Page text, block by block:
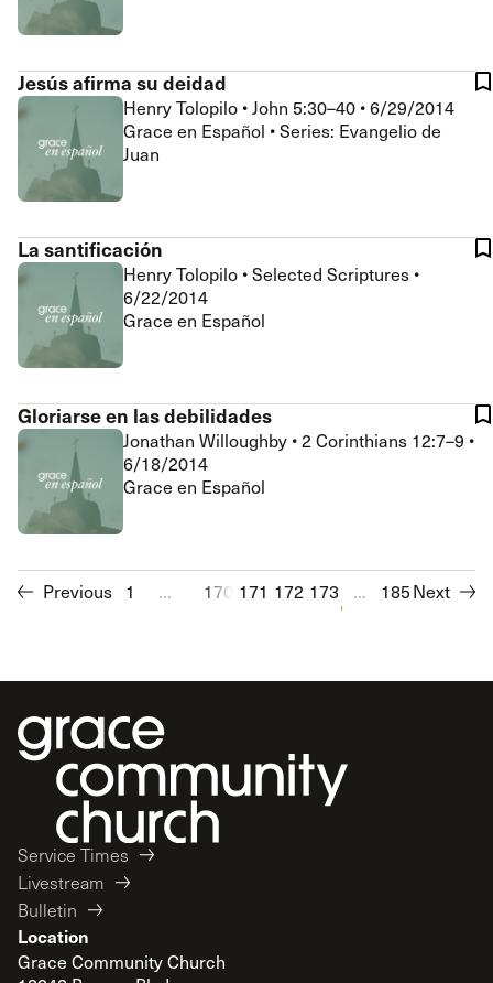
Jesús afirma su deidad
Henry Tolopilo •John 5:30–40 •6/29/2014
Grace en Español • Series: Evangelio de
Juan
La santificación
Henry Tolopilo •Selected Scriptures •
6/22/2014
Grace en Español
Gloriarse en las debilidades
Jonathan Willoughby •2 Corinthians 12:7–9 •
6/18/2014
Grace en Español
Previous 1 ... 170 171 172 173 174 175 176 177
... 185Next
Service Times
Livestream
Bulletin
Location
Grace Community Church